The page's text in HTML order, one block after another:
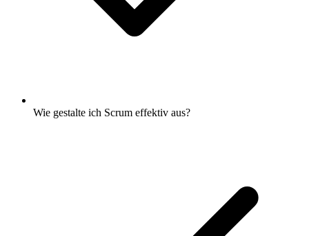
Wie gestalte ich Scrum effektiv aus?